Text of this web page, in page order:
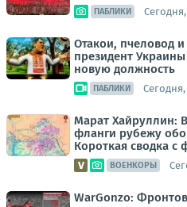
ПАБЛИКИ Сегодня,
Отакои, пчеловод
президент
новую должность
ПАБЛИКИ Сегодня,
Марат Хайруллин:
фланги рубежу
Короткая сводка с
ВОЕНКОРЫ
WarGonzo: